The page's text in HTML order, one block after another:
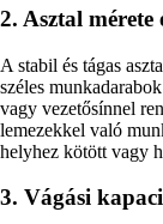
2. Asztal mérete
A stabil és tágas
széles
vagy vezetősínnel
lemezekkel való
helyhez kötött vagy
3. Vágási